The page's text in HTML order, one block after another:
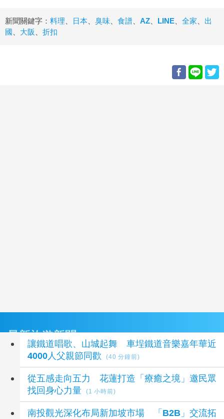
新聞關鍵字： 料理 日本 臭味 食譜 AZ LINE 全家
出
國
大阪 折扣
最新旅遊新聞
讓鐵道唱歌、山城起舞 車埕鐵道音樂嘉年華近
4000人父親節同歡
(40 分鐘前)
從五感走向五力 花蓮打造「療癒之境」邀民眾
找回身心力量
(1 小時前)
南投觀光深化布局新加坡市場 「B2B」交流拓